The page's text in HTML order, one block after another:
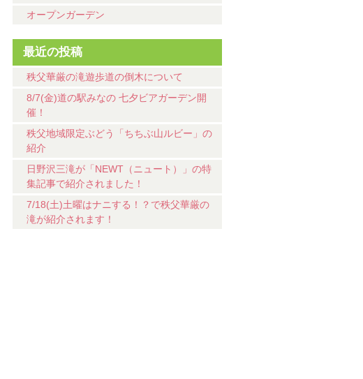
オープンガーデン
最近の投稿
秩父華厳の滝遊歩道の倒木について
8/7(金)道の駅みなの 七夕ビアガーデン開
催！
秩父地域限定ぶどう「ちちぶ山ルビー」の
紹介
日野沢三滝が「NEWT（ニュート）」の特
集記事で紹介されました！
7/18(土)土曜はナニする！？で秩父華厳の
滝が紹介されます！